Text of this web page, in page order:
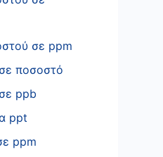
σε ppm
ποσοστό
ppb
ppt
ppm